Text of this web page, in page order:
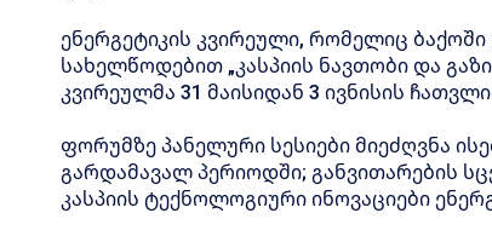
ენერგეტიკის კვირეული, რომელიც
სახელწოდებით „კასპიის ნავთობი და
კვირეულმა 31 მაისიდან 3 ივნისის
ფორუმზე პანელური სესიები მიეძღვნა
გარდამავალ პერიოდში; განვითარების
კასპიის ტექნოლოგიური ინოვაციები